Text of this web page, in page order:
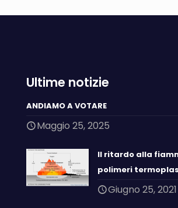
Ultime notizie
ANDIAMO A VOTARE
Maggio 25, 2025
Il ritardo alla
polimeri
Giugno 25, 2021